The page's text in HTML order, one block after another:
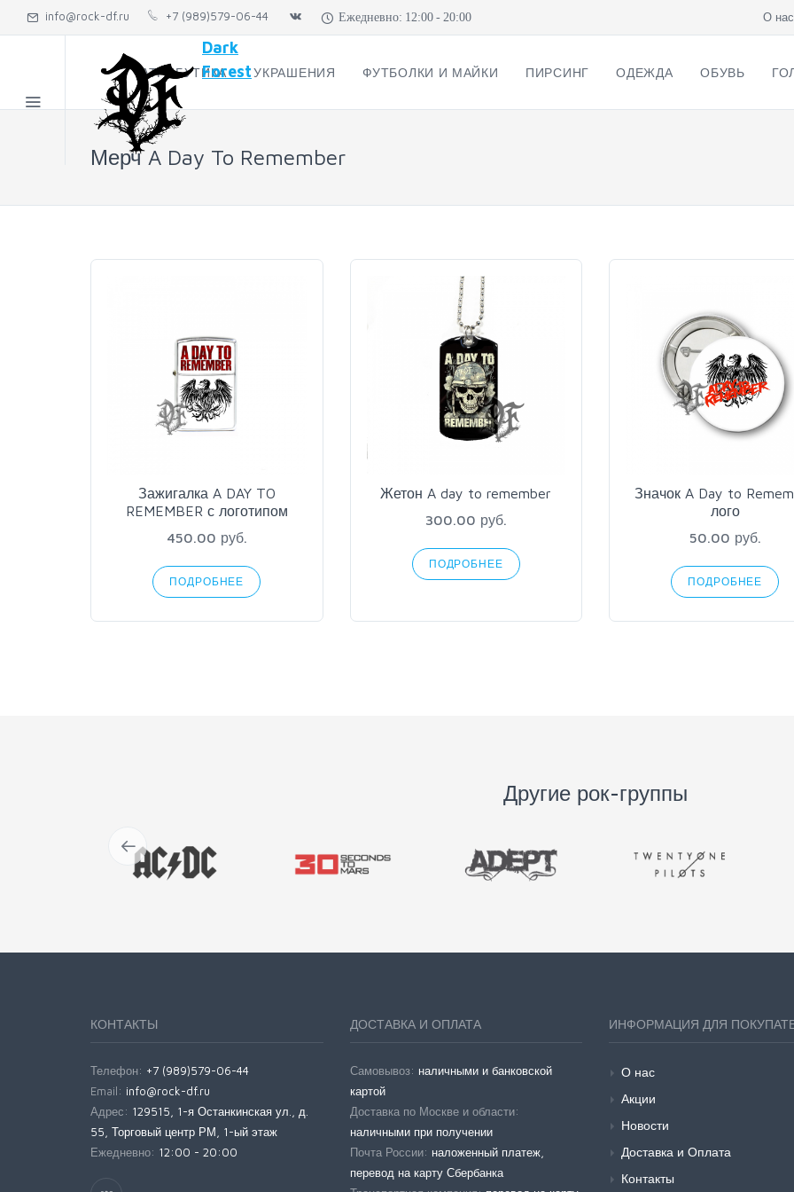
info@rock-df.ru +7 (989)579-06-44 Ежедневно: 12:00 - 20:00 О нас
Dark
Forest
АТРИБУТИКА УКРАШЕНИЯ ФУТБОЛКИ И МАЙКИ ПИРСИНГ ОДЕЖДА ОБУВЬ
Мерч A Day To Remember
Зажигалка A DAY TO
REMEMBER с логотипом
450.00 руб.
ПОДРОБНЕЕ
Жетон A day to remember
300.00 руб.
ПОДРОБНЕЕ
Значок A Day to
лого
50.00 руб.
ПОДРОБНЕЕ
Другие рок-группы
КОНТАКТЫ
Телефон: +7 (989)579-06-44
Email: info@rock-df.ru
Адрес: 129515, 1-я Останкинская ул., д.
55, Торговый центр РМ, 1-ый этаж
Ежедневно: 12:00 - 20:00
ДОСТАВКА И ОПЛАТА
Самовывоз: наличными и банковской
картой
Доставка по Москве и области:
наличными при получении
Почта России: наложенный платеж,
перевод на карту Сбербанка
ИНФОРМАЦИЯ ДЛЯ
О нас
Акции
Новости
Доставка и Оплата
Контакты